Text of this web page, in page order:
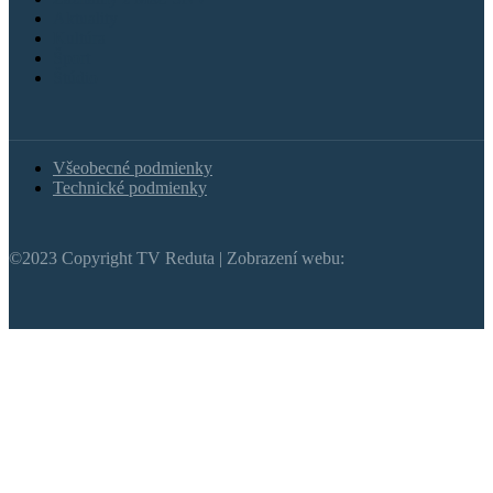
Všeobecné podmienky
Technické podmienky
©2023 Copyright TV Reduta | Zobrazení webu: